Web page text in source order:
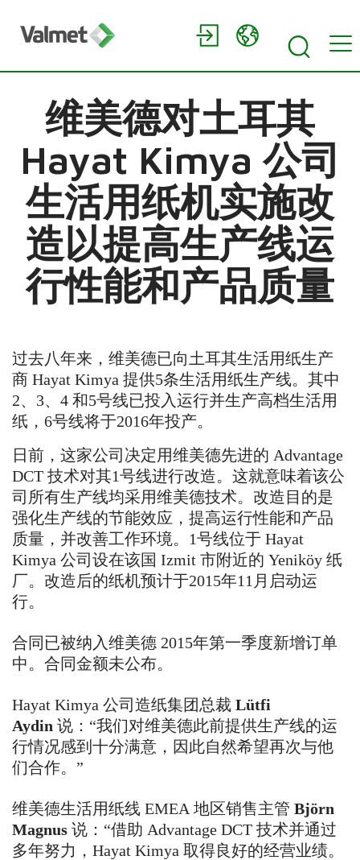
维美德对土耳其
Hayat Kimya 公司
生活用纸机实施改
造以提高生产线运
行性能和产品质量
过去八年来，维美德已向土耳其生活用纸生产
商 Hayat Kimya 提供5条生活用纸生产线。其中
2、3、4 和5号线已投入运行并生产高档生活用
纸，6号线将于2016年投产。
日前，这家公司决定用维美德先进的 Advantage
DCT技术对其1号线进行改造。这就意味着该公
司所有生产线均采用维美德技术。改造目的是
强化生产线的节能效应，提高运行性能和产品
质量，并改善工作环境。 1号线位于 Hayat
Kimya公司设在该国 Izmit市附近的 Yeniköy纸
厂。改造后的纸机预计于2015年11 月启动运
行。
合同已被纳入维美德 2015年第一季度新增订单
中。合同金额未公布。
Hayat Kimya公司造纸集团总裁 Lütfi
Aydin说： “我们对维美德此前提供生产线的运
行情况感到十分满意，因此自然希望再次与他
们合作。”
维美德生活用纸线 EMEA地区销售主管 Björn
Magnus说： “借助 Advantage DCT技术并通过
多年努力，Hayat Kimya取得良好的经营业绩。